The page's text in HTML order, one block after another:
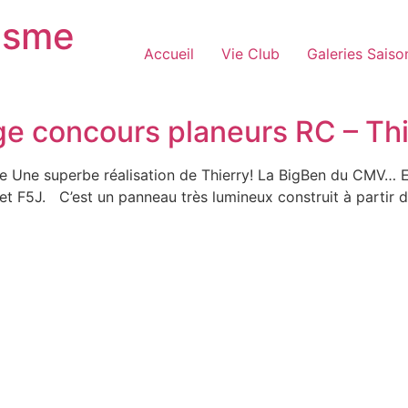
Accueil Vie Club Galeries
concours planeurs RC –
Une superbe réalisation de Thierry! La BigBen du
F5J. C’est un panneau très lumineux construit à partir